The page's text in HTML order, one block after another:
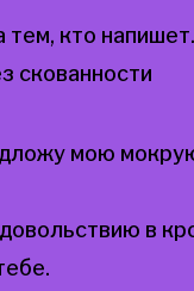
кто
скованности
мою
в